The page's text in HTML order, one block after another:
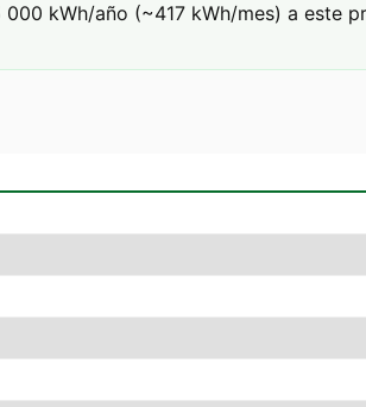
kWh/año (~417 kWh/mes) a este